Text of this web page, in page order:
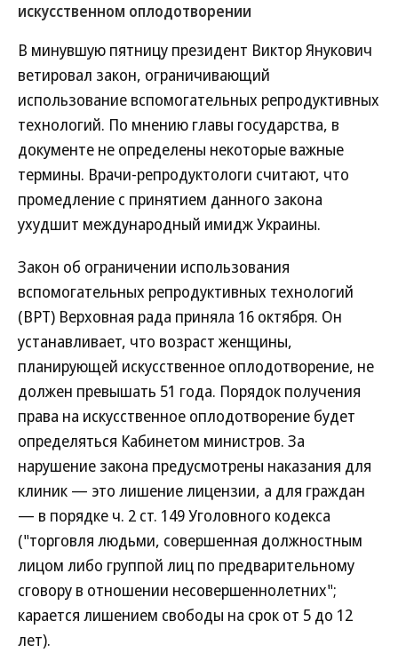
искусственном оплодотворении
В минувшую пятницу президент Виктор Янукович
ветировал закон, ограничивающий
использование вспомогательных репродуктивных
технологий. По мнению главы государства, в
документе не определены некоторые важные
термины. Врачи-репродуктологи считают, что
промедление с принятием данного закона
ухудшит международный имидж Украины.
Закон об ограничении использования
вспомогательных репродуктивных технологий
(ВРТ) Верховная рада приняла 16 октября. Он
устанавливает, что возраст женщины,
планирующей искусственное оплодотворение, не
должен превышать 51 года. Порядок получения
права на искусственное оплодотворение будет
определяться Кабинетом министров. За
нарушение закона предусмотрены наказания для
клиник — это лишение лицензии, а для граждан
— в порядке ч. 2 ст. 149 Уголовного кодекса
("торговля людьми, совершенная должностным
лицом либо группой лиц по предварительному
сговору в отношении несовершеннолетних";
карается лишением свободы на срок от 5 до 12
лет).